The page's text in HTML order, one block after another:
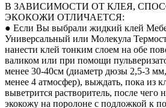
В ЗАВИСИМОСТИ ОТ КЛЕЯ,
ЭКОКОЖИ ОТЛИЧАЕТСЯ:
● Если Вы выбрали жидкий клей
Универсальный или Молекула
нанести клей тонким слоем на обе
валиком или при помощи
менее 30-40см (диаметр дюзы 2,5-3
менее 4 атмосфер), выждать, пока из
выветрится растворитель, после чего
экокожу на поролоне с подложкой к